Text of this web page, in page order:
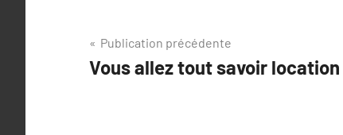
Navigation
de
Publication précédente
Vous allez tout savoir